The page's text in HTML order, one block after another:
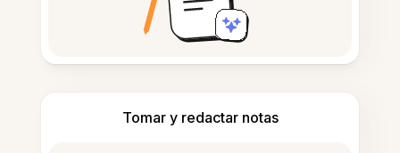
Tomar y redactar notas